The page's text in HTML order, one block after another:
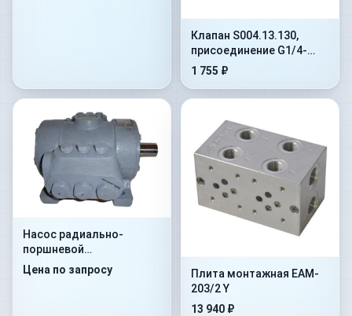
Клапан S004.13.130,
присоединение G1/4-
G1/4, наружная
1 755 ₽
Насос радиально-
поршневой
нерегулируемый Н400У
Цена по запросу
Плита монтажная EAM-
203/2 Y
13 940 ₽